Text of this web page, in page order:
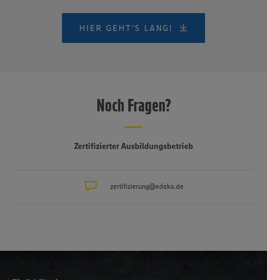
HIER GEHT'S LANG!
Noch Fragen?
Zertifizierter Ausbildungsbetrieb
zertifizierung@edeka.de